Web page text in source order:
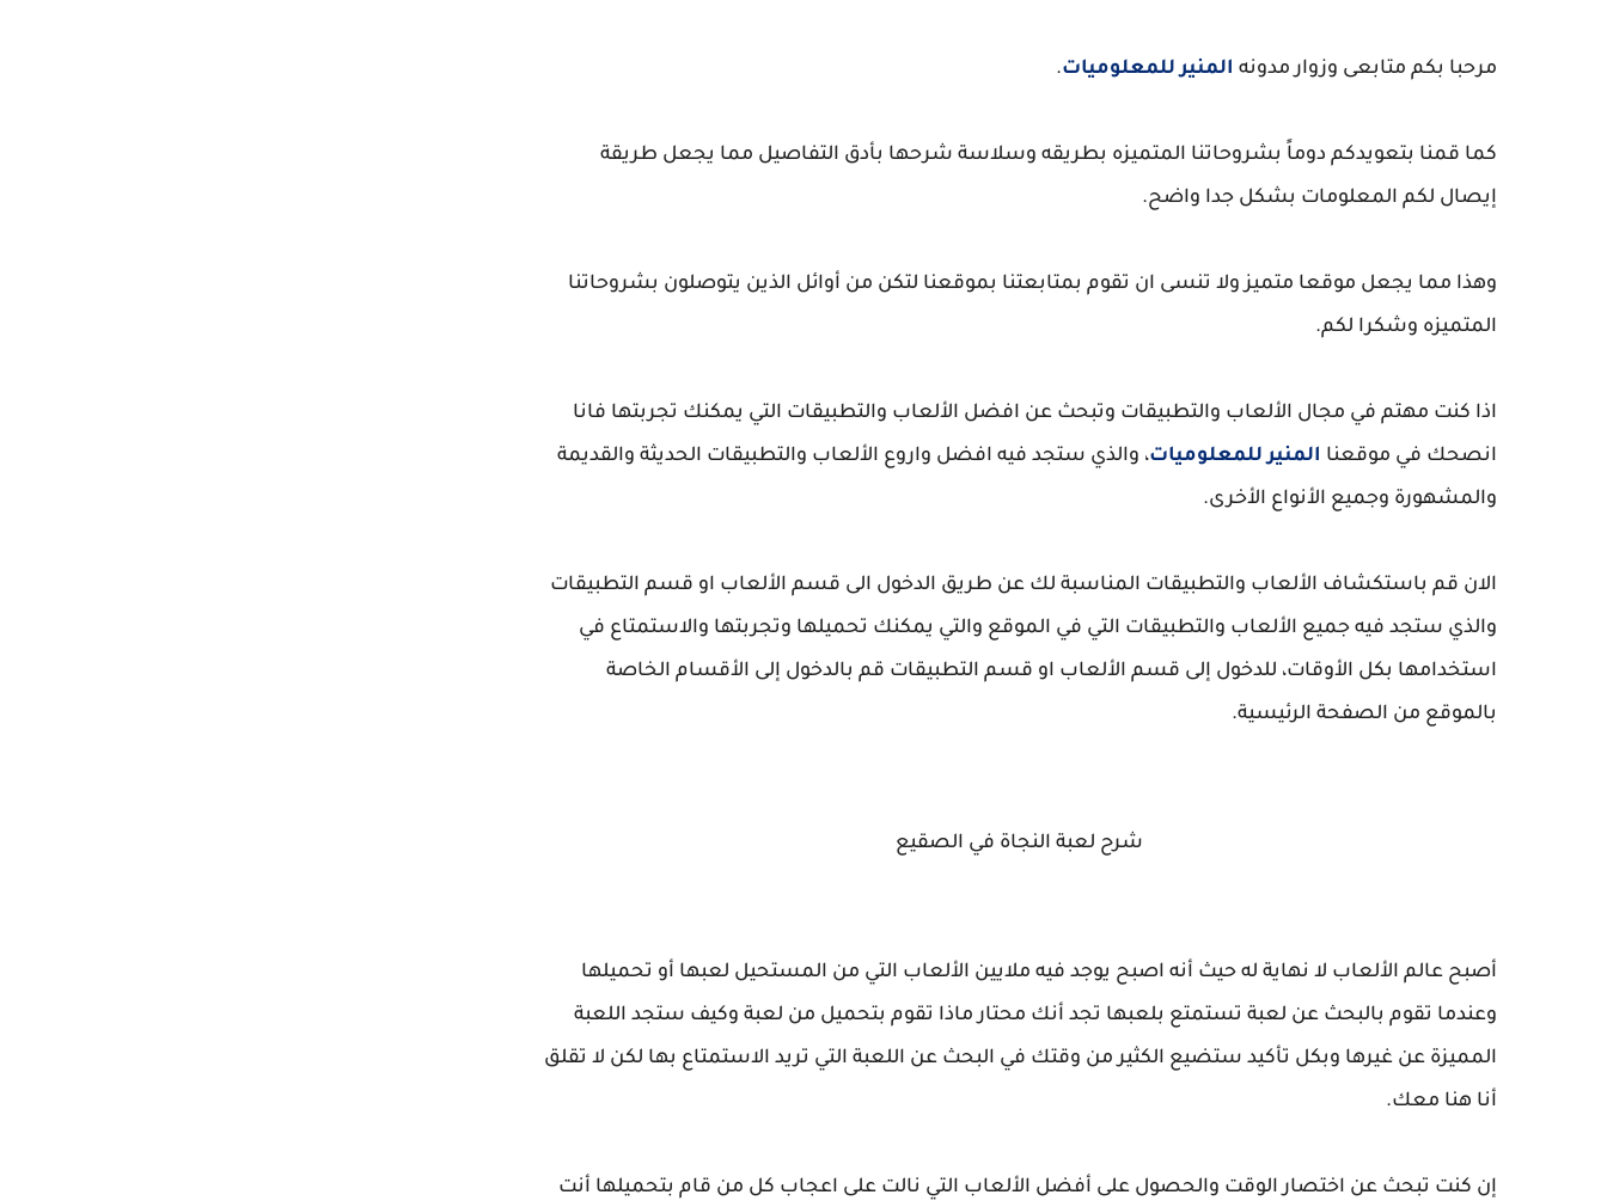
مرحبا بكم متابعى وزوار مدونه المنير للمعلوميات.
كما قمنا بتعويدكم دوماً بشروحاتنا المتميزه بطريقه وسلاسة شرحها بأدق التفاصيل مما يجعل طريقة
إيصال لكم المعلومات بشكل جدا واضح.
وهذا مما يجعل موقعا متميز ولا تنسى ان تقوم بمتابعتنا بموقعنا لتكن من أوائل الذين يتوصلون بشروحاتنا
المتميزه وشكرا لكم.
اذا كنت مهتم في مجال الألعاب والتطبيقات وتبحث عن افضل الألعاب والتطبيقات التي يمكنك تجربتها فانا
انصحك في موقعنا المنير للمعلوميات، والذي ستجد فيه افضل واروع الألعاب والتطبيقات الحديثة والقديمة
والمشهورة وجميع الأنواع الأخرى.
الان قم باستكشاف الألعاب والتطبيقات المناسبة لك عن طريق الدخول الى قسم الألعاب او قسم التطبيقات
والذي ستجد فيه جميع الألعاب والتطبيقات التي في الموقع والتي يمكنك تحميلها وتجربتها والاستمتاع في
استخدامها بكل الأوقات، للدخول إلى قسم الألعاب او قسم التطبيقات قم بالدخول إلى الأقسام الخاصة
بالموقع من الصفحة الرئيسية.
شرح لعبة النجاة في الصقيع
أصبح عالم الألعاب لا نهاية له حيث أنه اصبح يوجد فيه ملايين الألعاب التي من المستحيل لعبها أو تحميلها
وعندما تقوم بالبحث عن لعبة تستمتع بلعبها تجد أنك محتار ماذا تقوم بتحميل من لعبة وكيف ستجد اللعبة
المميزة عن غيرها وبكل تأكيد ستضيع الكثير من وقتك في البحث عن اللعبة التي تريد الاستمتاع بها لكن لا تقلق
أنا هنا معك.
إن كنت تبحث عن اختصار الوقت والحصول على أفضل الألعاب التي نالت على اعجاب كل من قام بتحميلها أنت